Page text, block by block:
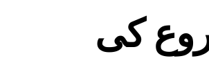
کی